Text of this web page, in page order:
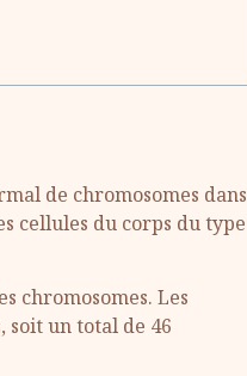
de chromosomes dans
cellules du corps du type
chromosomes. Les
soit un total de 46